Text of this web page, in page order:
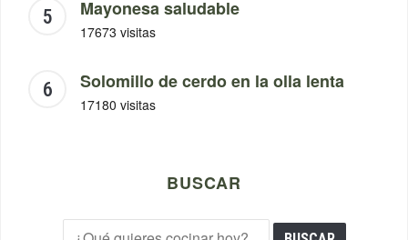
Mayonesa saludable
17673 visitas
Solomillo de cerdo en la olla lenta
17180 visitas
BUSCAR